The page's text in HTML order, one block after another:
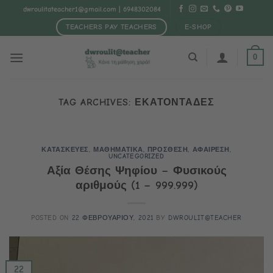
Μετάβαση
περιεχόμενο
dwroulitateacher1@gmail.com | 6948302084
TEACHERS PAY TEACHERS E-SHOP
0
TAG ARCHIVES: ΕΚΑΤΟΝΤΑΔΕΣ
ΚΑΤΑΣΚΕΥΕΣ, ΜΑΘΗΜΑΤΙΚΑ, ΠΡΟΣΘΕΣΗ, ΑΦΑΙΡΕΣΗ ,
UNCATEGORIZED
Αξία Θέσης Ψηφίου – Φυσικούς
αριθμούς (1 – 999.999)
POSTED ON 22 ΦΕΒΡΟΥΑΡΙΟΥ, 2021 BY DWROULIT@TEACHER
22